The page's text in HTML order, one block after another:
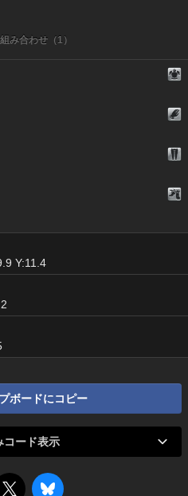
み合わせ（1）
Y:11.4
ボードにコピー
コード表示